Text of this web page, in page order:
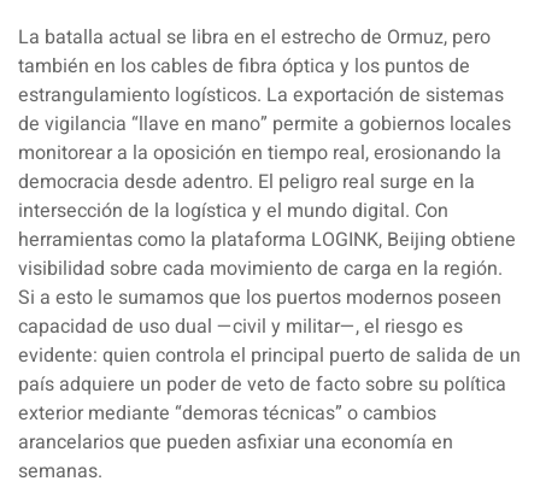
La batalla actual se libra en el estrecho de Ormuz, pero
también en los cables de fibra óptica y los puntos de
estrangulamiento logísticos. La exportación de sistemas
de vigilancia “llave en mano” permite a gobiernos locales
monitorear a la oposición en tiempo real, erosionando la
democracia desde adentro. El peligro real surge en la
intersección de la logística y el mundo digital. Con
herramientas como la plataforma LOGINK, Beijing obtiene
visibilidad sobre cada movimiento de carga en la región.
Si a esto le sumamos que los puertos modernos poseen
capacidad de uso dual —civil y militar—, el riesgo es
evidente: quien controla el principal puerto de salida de un
país adquiere un poder de veto de facto sobre su política
exterior mediante “demoras técnicas” o cambios
arancelarios que pueden asfixiar una economía en
semanas.